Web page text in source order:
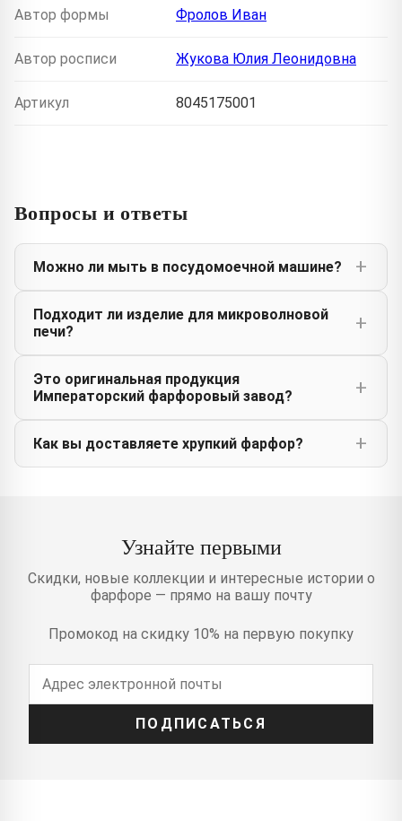
Автор формы Фролов Иван
Автор росписи Жукова Юлия Леонидовна
Артикул 8045175001
Вопросы и ответы
Можно ли мыть в посудомоечной машине?
Подходит ли изделие для микроволновой
печи?
Это оригинальная продукция
Императорский фарфоровый завод?
Как вы доставляете хрупкий фарфор?
Узнайте первыми
Скидки, новые коллекции и интересные истории о
фарфоре — прямо на вашу почту
Промокод на скидку 10% на первую покупку
ПОДПИСАТЬСЯ